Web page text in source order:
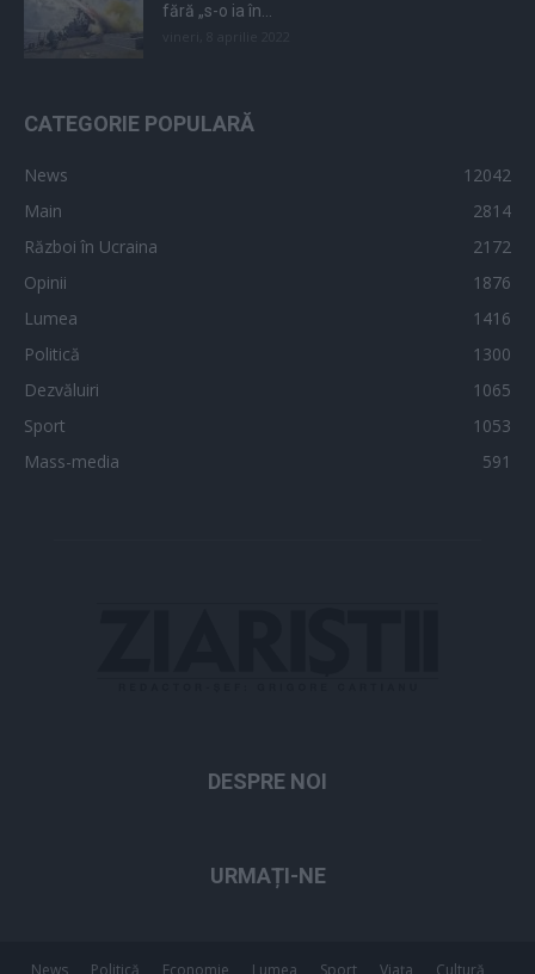
fără „s-o ia în...
CATEGORIE POPULARĂ
News
12042
Main
2814
Război în Ucraina
2172
Opinii
1876
Lumea
1416
Politică
1300
Dezvăluiri
1065
Sport
1053
Mass-media
591
DESPRE NOI
URMAȚI-NE